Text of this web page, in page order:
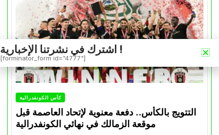
كأس الكونفدرالية
التتويج بالكأس.. دفعة معنوية لإتحاد العاصمة قبل
موقعة الزمالك في نهائي الكونفدرالية
اشترك في نشرتنا الإخبارية !
[forminator_form id="4777"]